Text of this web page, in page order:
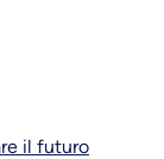
il futuro